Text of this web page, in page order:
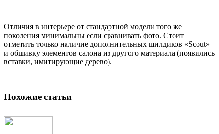
Отличия в интерьере от стандартной модели того же
поколения минимальны если сравнивать фото. Стоит
отметить только наличие дополнительных шилдиков «Scout»
и обшивку элементов салона из другого материала (появились
вставки, имитирующие дерево).
Похожие статьи